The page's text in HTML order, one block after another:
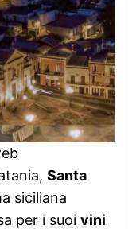
Santa
siciliana
per i suoi vini